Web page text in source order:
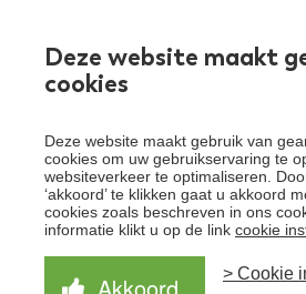
Deze website maakt
cookies
Deze website maakt gebruik van
cookies om uw gebruikservaring te
websiteverkeer te optimaliseren.
‘akkoord’ te klikken gaat u akkoord
cookies zoals beschreven in ons
informatie klikt u op de link cookie
> Cookie
Over Santeon
Waardegedreven zorg
aanpak
Samen Beter
Schrijf je in voor
Schrijf je in voor onze nieuwsbrief
laatste nieuws!